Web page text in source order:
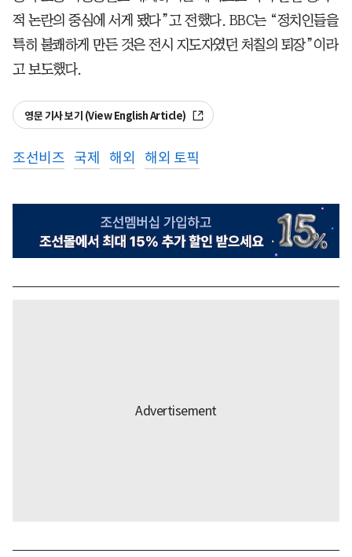
적 논란의 중심에 서게 됐다”고 전했다. BBC는 “정치인들을
특히 불쾌하게 만든 것은 전시 지도자였던 처칠의 퇴장”이라
고 보도했다.
영문 기사 보기 (View English Article)
조선비즈 국제 해외 해외 토픽